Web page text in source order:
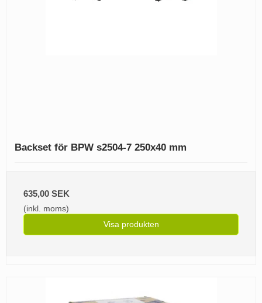
Backset för BPW s2504-7 250x40 mm
635,00 SEK
(inkl. moms)
Visa produkten